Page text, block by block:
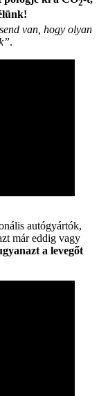
2
van, hogy olyan
.
autógyártók,
már eddig vagy
a levegőt